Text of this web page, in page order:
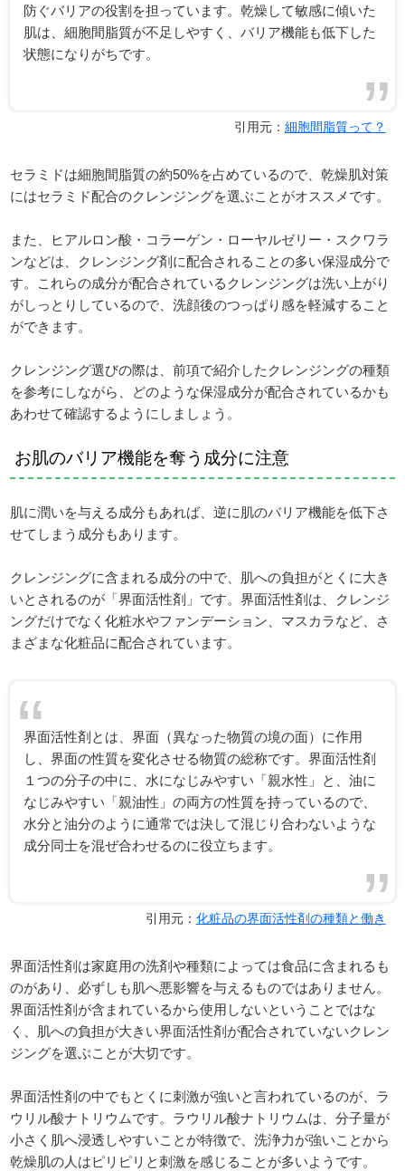
防ぐバリアの役割を担っています。乾燥して敏感に傾いた
肌は、細胞間脂質が不足しやすく、バリア機能も低下した
状態になりがちです。
引用元： 細胞間脂質って？
セラミドは細胞間脂質の約50%を占めているので、乾燥肌対策
にはセラミド配合のクレンジングを選ぶことがオススメです。
また、ヒアルロン酸・コラーゲン・ローヤルゼリー・スクワラ
ンなどは、クレンジング剤に配合されることの多い保湿成分で
す。これらの成分が配合されているクレンジングは洗い上がり
がしっとりしているので、洗顔後のつっぱり感を軽減すること
ができます。
クレンジング選びの際は、前項で紹介したクレンジングの種類
を参考にしながら、どのような保湿成分が配合されているかも
あわせて確認するようにしましょう。
お肌のバリア機能を奪う成分に注意
肌に潤いを与える成分もあれば、逆に肌のバリア機能を低下さ
せてしまう成分もあります。
クレンジングに含まれる成分の中で、肌への負担がとくに大き
いとされるのが「界面活性剤」です。界面活性剤は、クレンジ
ングだけでなく化粧水やファンデーション、マスカラなど、さ
まざまな化粧品に配合されています。
界面活性剤とは、界面（異なった物質の境の面）に作用
し、界面の性質を変化させる物質の総称です。界面活性剤
１つの分子の中に、水になじみやすい「親水性」と、油に
なじみやすい「親油性」の両方の性質を持っているので、
水分と油分のように通常では決して混じり合わないような
成分同士を混ぜ合わせるのに役立ちます。
引用元： 化粧品の界面活性剤の種類と働き
界面活性剤は家庭用の洗剤や種類によっては食品に含まれるも
のがあり、必ずしも肌へ悪影響を与えるものではありません。
界面活性剤が含まれているから使用しないということではな
く、肌への負担が大きい界面活性剤が配合されていないクレン
ジングを選ぶことが大切です。
界面活性剤の中でもとくに刺激が強いと言われているのが、ラ
ウリル酸ナトリウムです。ラウリル酸ナトリウムは、分子量が
小さく肌へ浸透しやすいことが特徴で、洗浄力が強いことから
乾燥肌の人はピリピリと刺激を感じることが多いようです。